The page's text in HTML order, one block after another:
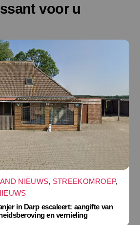
voor u
NIEUWS, STREEKOMROEP,
in Darp escaleert: aangifte van
en vernieling